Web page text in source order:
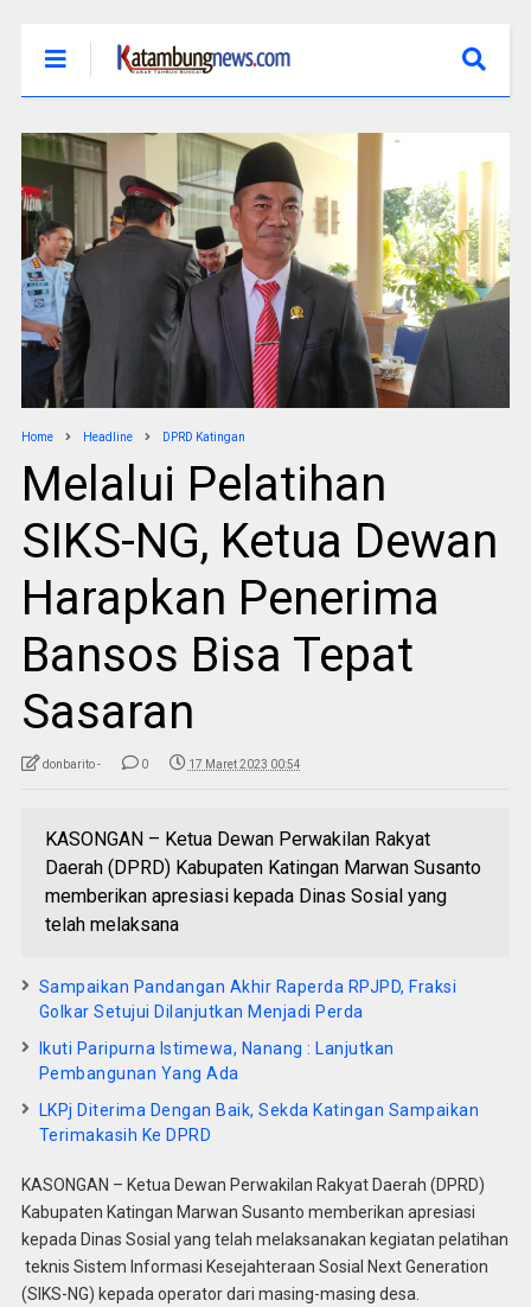
Home Headline DPRD Katingan
Melalui Pelatihan
SIKS-NG, Ketua Dewan
Harapkan Penerima
Bansos Bisa Tepat
Sasaran
donbarito - 0 17 Maret 2023 00:54
KASONGAN – Ketua Dewan Perwakilan Rakyat
Daerah (DPRD) Kabupaten Katingan Marwan Susanto
memberikan apresiasi kepada Dinas Sosial yang
telah melaksana
Sampaikan Pandangan Akhir Raperda RPJPD, Fraksi
Golkar Setujui Dilanjutkan Menjadi Perda
Ikuti Paripurna Istimewa, Nanang : Lanjutkan
Pembangunan Yang Ada
LKPj Diterima Dengan Baik, Sekda Katingan Sampaikan
Terimakasih Ke DPRD
KASONGAN – Ketua Dewan Perwakilan Rakyat Daerah (DPRD)
Kabupaten Katingan Marwan Susanto memberikan apresiasi
kepada Dinas Sosial yang telah melaksanakan kegiatan pelatihan
teknis Sistem Informasi Kesejahteraan Sosial Next Generation
(SIKS-NG) kepada operator dari masing-masing desa.